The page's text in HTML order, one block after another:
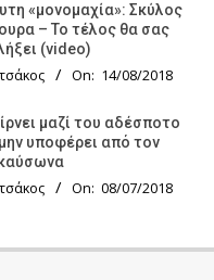
«μονομαχία»: Σκύλος
– Το τέλος θα σας
(video)
On: 14/08/2018
μαζί του αδέσποτο
υποφέρει από τον
On: 08/07/2018